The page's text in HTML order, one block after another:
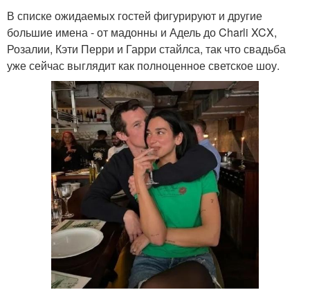
В списке ожидаемых гостей фигурируют и другие
большие имена - от мадонны и Адель до Charli XCX,
Розалии, Кэти Перри и Гарри стайлса, так что свадьба
уже сейчас выглядит как полноценное светское шоу.